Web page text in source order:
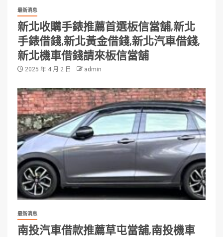
最新消息
新北收購手錶推薦首選板信當舖,新北
手錶借錢,新北黃金借錢,新北汽車借錢,
新北機車借錢請來板信當舖
2025 年 4 月 2 日 admin
最新消息
南投汽車借款推薦草屯當舖,南投機車